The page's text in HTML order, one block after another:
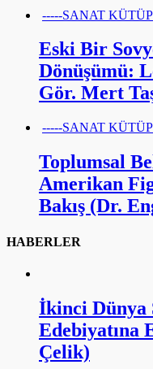
-----SANAT
Eski Bir
Dönüşümü:
Gör. Mert
-----SANAT
Toplumsal
Amerikan
Bakış (Dr.
HABERLER
İkinci Dünya
Edebiyatına
Çelik)